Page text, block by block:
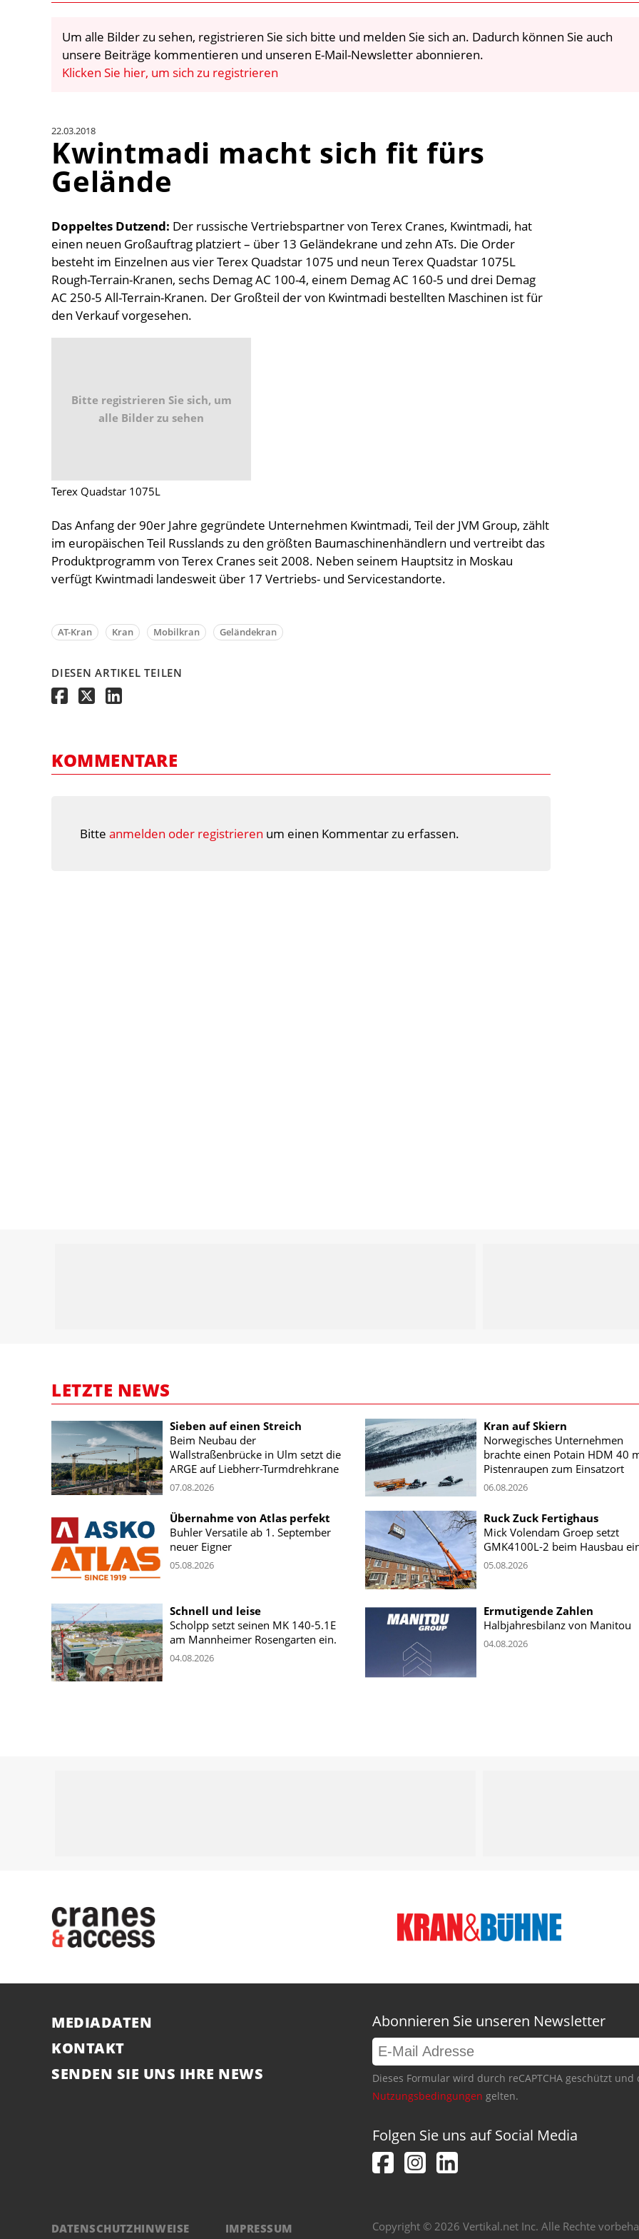
Um alle Bilder zu sehen, registrieren Sie sich bitte und melden Sie sich an. Dadurch können Sie auch
unsere Beiträge kommentieren und unseren E-Mail-Newsletter abonnieren.
Klicken Sie hier, um sich zu registrieren
22.03.2018
Kwintmadi macht sich fit fürs
Gelände
Doppeltes Dutzend: Der russische Vertriebspartner von Terex Cranes, Kwintmadi, hat
einen neuen Großauftrag platziert – über 13 Geländekrane und zehn ATs. Die Order
besteht im Einzelnen aus vier Terex Quadstar 1075 und neun Terex Quadstar 1075L
Rough-Terrain-Kranen, sechs Demag AC 100-4, einem Demag AC 160-5 und drei Demag
AC 250-5 All-Terrain-Kranen. Der Großteil der von Kwintmadi bestellten Maschinen ist für
den Verkauf vorgesehen.
Bitte registrieren Sie sich, um
alle Bilder zu sehen
Terex Quadstar 1075L
Das Anfang der 90er Jahre gegründete Unternehmen Kwintmadi, Teil der JVM Group, zählt
im europäischen Teil Russlands zu den größten Baumaschinenhändlern und vertreibt das
Produktprogramm von Terex Cranes seit 2008. Neben seinem Hauptsitz in Moskau
verfügt Kwintmadi landesweit über 17 Vertriebs- und Servicestandorte.
AT-Kran Kran Mobilkran Geländekran
DIESEN ARTIKEL TEILEN
KOMMENTARE
Bitte anmelden oder registrieren um einen Kommentar zu erfassen.
LETZTE NEWS
Sieben auf einen Streich
Beim Neubau der
Wallstraßenbrücke in Ulm setzt die
ARGE auf Liebherr-Turmdrehkrane
07.08.2026
Kran auf Skiern
Norwegisches Unternehmen
brachte einen Potain HDM 40
Pistenraupen zum Einsatzort
06.08.2026
Übernahme von Atlas perfekt
Buhler Versatile ab 1. September
neuer Eigner
05.08.2026
Ruck Zuck Fertighaus
Mick Volendam Groep setzt
GMK4100L-2 beim Hausbau
05.08.2026
Schnell und leise
Scholpp setzt seinen MK 140-5.1E
am Mannheimer Rosengarten ein.
04.08.2026
Ermutigende Zahlen
Halbjahresbilanz von Manitou
04.08.2026
MEDIADATEN
KONTAKT
SENDEN SIE UNS IHRE NEWS
Abonnieren Sie unseren Newsletter
Dieses Formular wird durch reCAPTCHA geschützt
Nutzungsbedingungen gelten.
Folgen Sie uns auf Social Media
DATENSCHUTZHINWEISE IMPRESSUM Copyright © 2026 Vertikal.net Inc. Alle Rechte